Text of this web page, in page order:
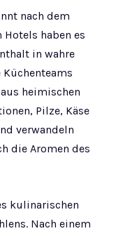
nach dem
Hotels haben es
in wahre
heimischen
Pilze, Käse
verwandeln
die Aromen des
kulinarischen
Nach einem